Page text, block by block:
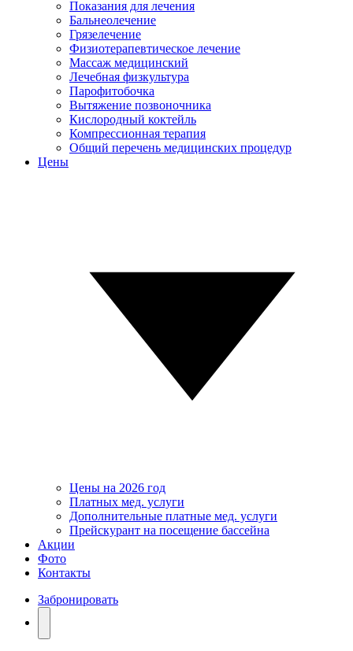
Показания для лечения
Бальнеолечение
Грязелечение
Физиотерапевтическое лечение
Массаж медицинский
Лечебная физкультура
Парофитобочка
Вытяжение позвоночника
Кислородный коктейль
Компрессионная терапия
Общий перечень медицинских процедур
Цены
Цены на 2026 год
Платных мед. услуги
Дополнительные платные мед. услуги
Прейскурант на посещение бассейна
Акции
Фото
Контакты
Забронировать